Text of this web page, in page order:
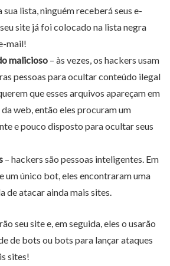
lista, ninguém receberá seus e-
site já foi colocado na lista negra
mail!
malicioso – às vezes, os hackers usam
pessoas para ocultar conteúdo ilegal
que esses arquivos apareçam em
web, então eles procuram um
e pouco disposto para ocultar seus
– hackers são pessoas inteligentes. Em
um único bot, eles encontraram uma
de atacar ainda mais sites.
seu site e, em seguida, eles o usarão
de bots ou bots para lançar ataques
sites!